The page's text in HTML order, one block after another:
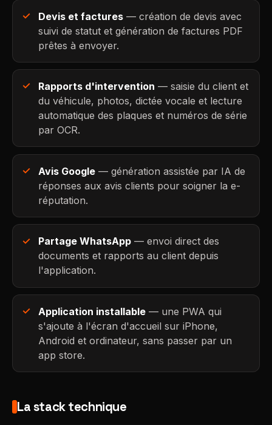
Devis et factures— création de devis avec
suivi de statut et génération de factures PDF
prêtes à envoyer.
Rapports d'intervention — saisie du client et
du véhicule, photos, dictée vocale et lecture
automatique des plaques et numéros de série
par OCR.
Avis Google— génération assistée par IA de
réponses aux avis clients pour soigner la e-
réputation.
Partage WhatsApp— envoi direct des
documents et rapports au client depuis
l'application.
Application installable— une PWA qui
s'ajoute à l'écran d'accueil sur iPhone,
Android et ordinateur, sans passer par un
app store.
La stack technique